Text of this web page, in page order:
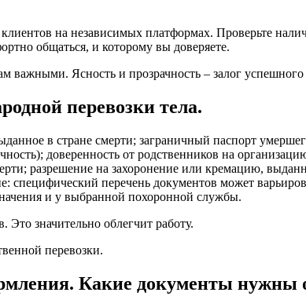
на независимых платформах. Проверьте
общаться, и которому вы доверяете.
важными. Ясность и прозрачность – залог успешного
перевозки тела.
в стране смерти; заграничный паспорт
доверенность от родственников на
разрешение на захоронение или кремацию,
специфический перечень документов может
и у выбранной похоронной службы.
Это значительно облегчит работу.
перевозки.
Какие документы нужны